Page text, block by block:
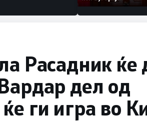
Расадник ќе
дел од
ги игра во